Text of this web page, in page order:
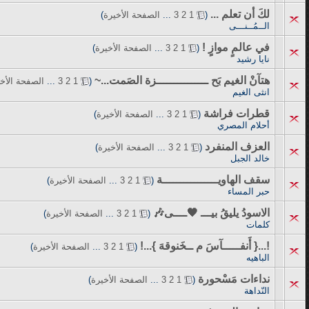
لكَ أن تعلم ... (
1
2
3 الصفحة الأخيرة)
الــمُــنـــى
في عالمٍ موازٍ ! (
1
2
3 الصفحة الأخيرة)
نايا رشيد
هتآنْ الغيم بَح ـــــــــــــــزة الصَمت...~ (
1
2
3 الصفحة
انثى الغيم
قطرات فراشة (
1
2
3 الصفحة الأخيرة)
أحلام المصري
العزف المنفرد (
1
2
3 الصفحة الأخيرة)
خالد الجبل
سقف الهاويــــــــــــــــة (
1
2
3 الصفحة الأخيرة)
حبر المساء
الاسودُ يليقُ بيـــ 🖤ــــى🎶 (
1
2
3 الصفحة الأخيرة)
كلمات
!...{ أَنفـــــآسَ م ــخَنوقهَ }...! (
1
2
3 الصفحة الأخيرة)
الباهيه
نداءات مَسْحورة (
1
2
3 الصفحة الأخيرة)
النّداهة